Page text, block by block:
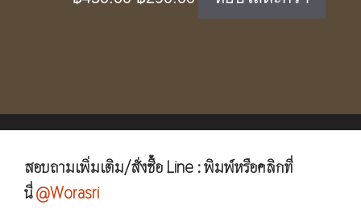
price
สอบถามเพิ่มเติม/สั่งซื้อ Line : พิมพ์หรือคลิกที่
นี่@Worasri